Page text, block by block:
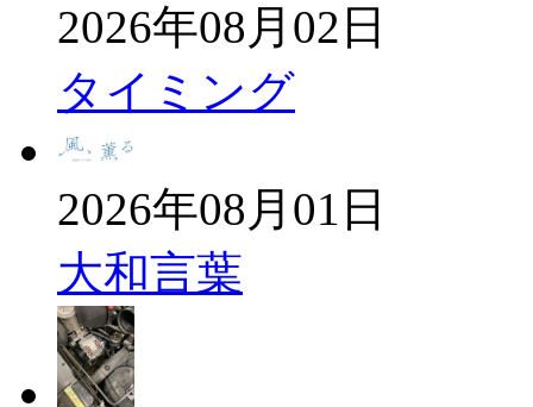
2026年08月02日
タイミング
2026年08月01日
大和言葉